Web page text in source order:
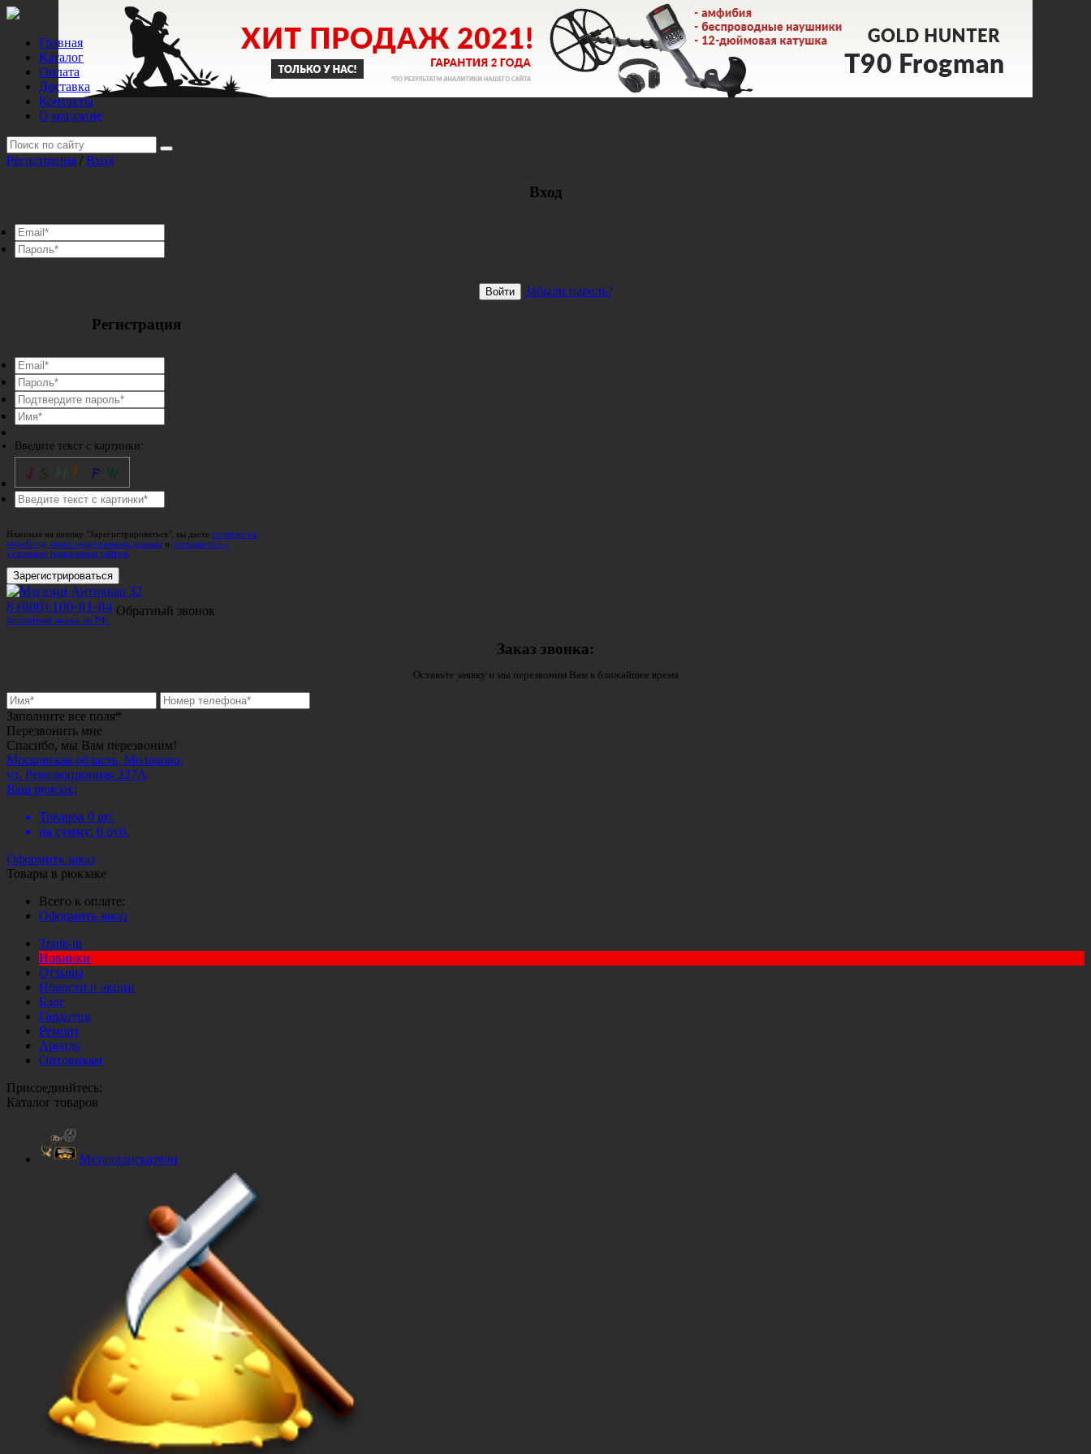
Главная
Каталог
Оплата
Доставка
Контакты
О магазине
Регистрация / Вход
Вход
Войти Забыли пароль?
Регистрация
Введите текст с картинки:
Нажимая на кнопку "Зарегистрироваться", вы даете согласие на
обработку своих персональных данных и соглашаетесь с
условиями пользования сайтом
Зарегистрироваться
8 (800) 100-81-84
Бесплатный звонок по РФ.
Обратный звонок
Заказ звонка:
Оставьте заявку и мы перезвоним Вам в ближайшее время
Заполните все поля*
Перезвонить мне
Спасибо, мы Вам перезвоним!
Московская область, Молоково,
ул. Революционная 227А
Ваш рюкзак:
Товаров 0 шт.
на сумму: 0 руб.
Оформить заказ
Товары в рюкзаке
Всего к оплате:
Оформить заказ
Trade-in
Новинки
Отзывы
Новости и акции
Блог
Гарантия
Ремонт
Аренда
Оптовикам
Присоединйтесь:
Каталог товаров
Металлоискатели